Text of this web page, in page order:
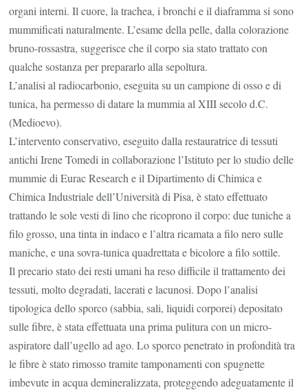
organi interni. Il cuore, la trachea, i bronchi e il diaframma si sono
mummificati naturalmente. L’esame della pelle, dalla colorazione
bruno-rossastra, suggerisce che il corpo sia stato trattato con
qualche sostanza per prepararlo alla sepoltura.
L’analisi al radiocarbonio, eseguita su un campione di osso e di
tunica, ha permesso di datare la mummia al XIII secolo d.C.
(Medioevo).
L’intervento conservativo, eseguito dalla restauratrice di tessuti
antichi Irene Tomedi in collaborazione l’Istituto per lo studio delle
mummie di Eurac Research e il Dipartimento di Chimica e
Chimica Industriale dell’Università di Pisa, è stato effettuato
trattando le sole vesti di lino che ricoprono il corpo: due tuniche a
filo grosso, una tinta in indaco e l’altra ricamata a filo nero sulle
maniche, e una sovra-tunica quadrettata e bicolore a filo sottile.
Il precario stato dei resti umani ha reso difficile il trattamento dei
tessuti, molto degradati, lacerati e lacunosi. Dopo l’analisi
tipologica dello sporco (sabbia, sali, liquidi corporei) depositato
sulle fibre, è stata effettuata una prima pulitura con un micro-
aspiratore dall’ugello ad ago. Lo sporco penetrato in profondità tra
le fibre è stato rimosso tramite tamponamenti con spugnette
imbevute in acqua demineralizzata, proteggendo adeguatamente il